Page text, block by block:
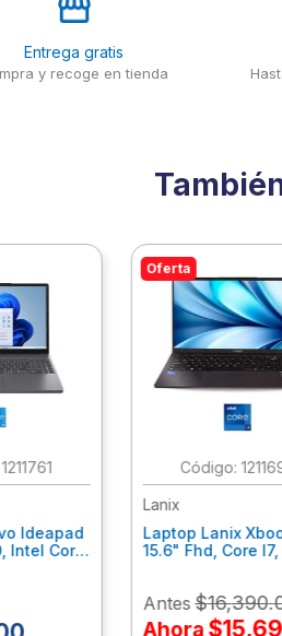
Entrega gratis
y recoge en tienda
1211761
Ideapad
Intel Core
Oferta
:
Lanix
Laptop Lanix
15.6" Fhd, Core
42023/41914/
Antes $16,390.
Ahora$15,